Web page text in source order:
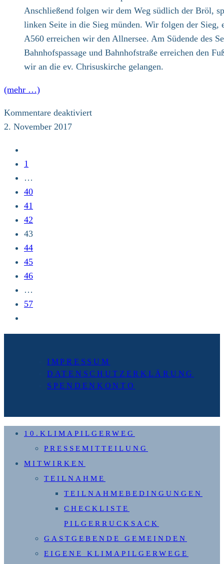
Anschließend folgen wir dem Weg südlich der Bröl,
linken Seite in die Sieg münden. Wir folgen der Sieg,
A560 erreichen wir den Allnersee. Am Südende des
Bahnhofspassage und Bahnhofstraße erreichen den
wir an die ev. Chrisuskirche gelangen.
(mehr …)
Kommentare deaktiviertfür
2. November 2017
vorherigen
Seite
1
…
40
41
42
43
44
45
46
…
57
nächsten
IMPRESSUM
DATENSCHUTZERKLÄRUNG
SPENDENKONTO
10.KLIMAPILGERWEG
PRESSEMITTEILUNG
MITWIRKEN
TEILNAHME
TEILNAHMEBEDINGUNGEN
CHECKLISTE
PILGERRUCKSACK
GASTGEBENDE GEMEINDEN
EIGENE KLIMAPILGERWEGE